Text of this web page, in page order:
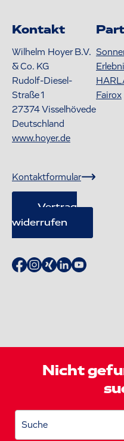
Kontakt
Wilhelm Hoyer B.V.
& Co. KG
Rudolf-Diesel-
Straße 1
27374Visselhövede
Deutschland
www.hoyer.de
Kontaktformular
Vertrag
widerrufen
Fairox
Nicht
Suche